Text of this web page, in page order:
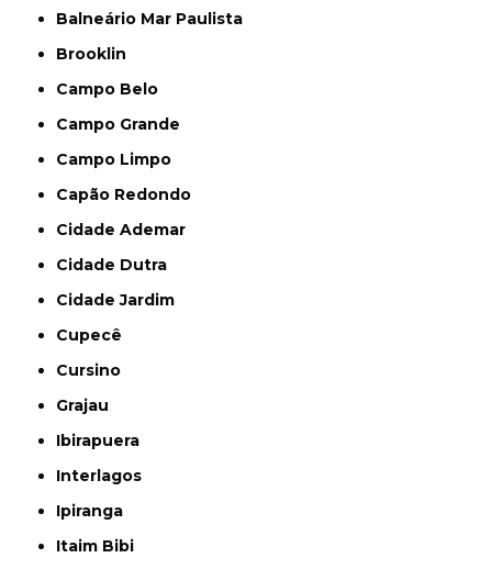
Balneário Mar Paulista
Brooklin
Campo Belo
Campo Grande
Campo Limpo
Capão Redondo
Cidade Ademar
Cidade Dutra
Cidade Jardim
Cupecê
Cursino
Grajau
Ibirapuera
Interlagos
Ipiranga
Itaim Bibi